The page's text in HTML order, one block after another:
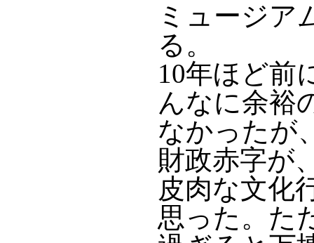
ミュージア
る。
10年ほど前
んなに余裕
なかったが
財政赤字が
皮肉な文化
思った。た